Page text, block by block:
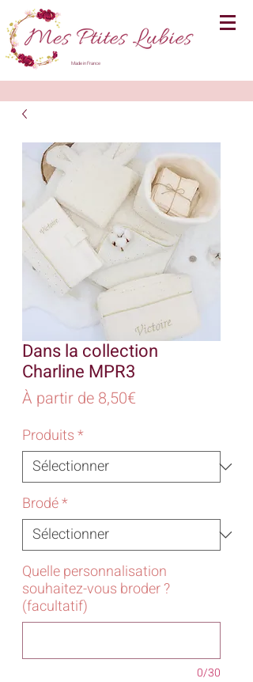
Made in France
Dans la collection
Charline MPR3
À partir de 8,50€
Produits*
Brodé*
Quelle personnalisation
souhaitez-vous broder ?
(facultatif)
0/30